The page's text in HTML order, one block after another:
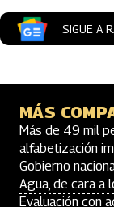
SIGUE A
MÁS
Más de 49 mil
alfabetización
Gobierno
Agua, de cara a
Evaluación con